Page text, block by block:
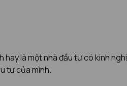
là một nhà đầu tư có kinh
tư của mình.